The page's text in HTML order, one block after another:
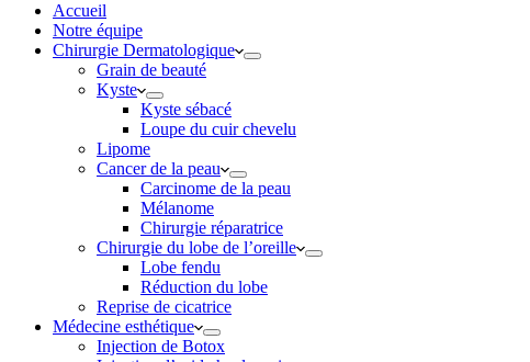
Accueil
Notre équipe
Chirurgie Dermatologique
Grain de beauté
Kyste
Kyste sébacé
Loupe du cuir chevelu
Lipome
Cancer de la peau
Carcinome de la peau
Mélanome
Chirurgie réparatrice
Chirurgie du lobe de l’oreille
Lobe fendu
Réduction du lobe
Reprise de cicatrice
Médecine esthétique
Injection de Botox